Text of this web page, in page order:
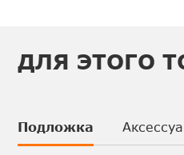
ДЛЯ ЭТОГО
Подложка